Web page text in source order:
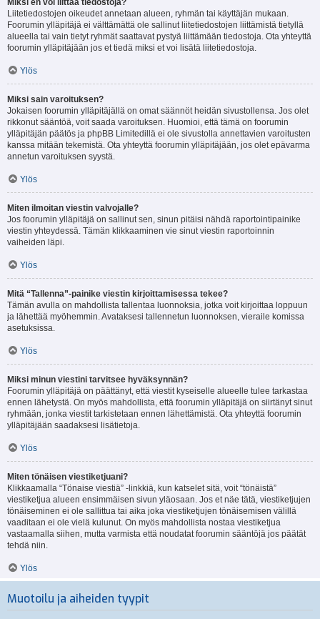
Miksi en voi liittää tiedostoja?
Liitetiedostojen oikeudet annetaan alueen, ryhmän tai käyttäjän mukaan.
Foorumin ylläpitäjä ei välttämättä ole sallinut liitetiedostojen liittämistä tietyllä
alueella tai vain tietyt ryhmät saattavat pystyä liittämään tiedostoja. Ota yhteyttä
foorumin ylläpitäjään jos et tiedä miksi et voi lisätä liitetiedostoja.
Ylös
Miksi sain varoituksen?
Jokaisen foorumin ylläpitäjällä on omat säännöt heidän sivustollensa. Jos olet
rikkonut sääntöä, voit saada varoituksen. Huomioi, että tämä on foorumin
ylläpitäjän päätös ja phpBB Limitedillä ei ole sivustolla annettavien varoitusten
kanssa mitään tekemistä. Ota yhteyttä foorumin ylläpitäjään, jos olet epävarma
annetun varoituksen syystä.
Ylös
Miten ilmoitan viestin valvojalle?
Jos foorumin ylläpitäjä on sallinut sen, sinun pitäisi nähdä raportointipainike
viestin yhteydessä. Tämän klikkaaminen vie sinut viestin raportoinnin
vaiheiden läpi.
Ylös
Mitä “Tallenna”-painike viestin kirjoittamisessa tekee?
Tämän avulla on mahdollista tallentaa luonnoksia, jotka voit kirjoittaa loppuun
ja lähettää myöhemmin. Avataksesi tallennetun luonnoksen, vieraile komissa
asetuksissa.
Ylös
Miksi minun viestini tarvitsee hyväksynnän?
Foorumin ylläpitäjä on päättänyt, että viestit kyseiselle alueelle tulee tarkastaa
ennen lähetystä. On myös mahdollista, että foorumin ylläpitäjä on siirtänyt sinut
ryhmään, jonka viestit tarkistetaan ennen lähettämistä. Ota yhteyttä foorumin
ylläpitäjään saadaksesi lisätietoja.
Ylös
Miten tönäisen viestiketjuani?
Klikkaamalla “Tönaise viestiä” -linkkiä, kun katselet sitä, voit “tönäistä”
viestiketjua alueen ensimmäisen sivun yläosaan. Jos et näe tätä, viestiketjujen
tönäiseminen ei ole sallittua tai aika joka viestiketjujen tönäisemisen välillä
vaaditaan ei ole vielä kulunut. On myös mahdollista nostaa viestiketjua
vastaamalla siihen, mutta varmista että noudatat foorumin sääntöjä jos päätät
tehdä niin.
Ylös
Muotoilu ja aiheiden tyypit